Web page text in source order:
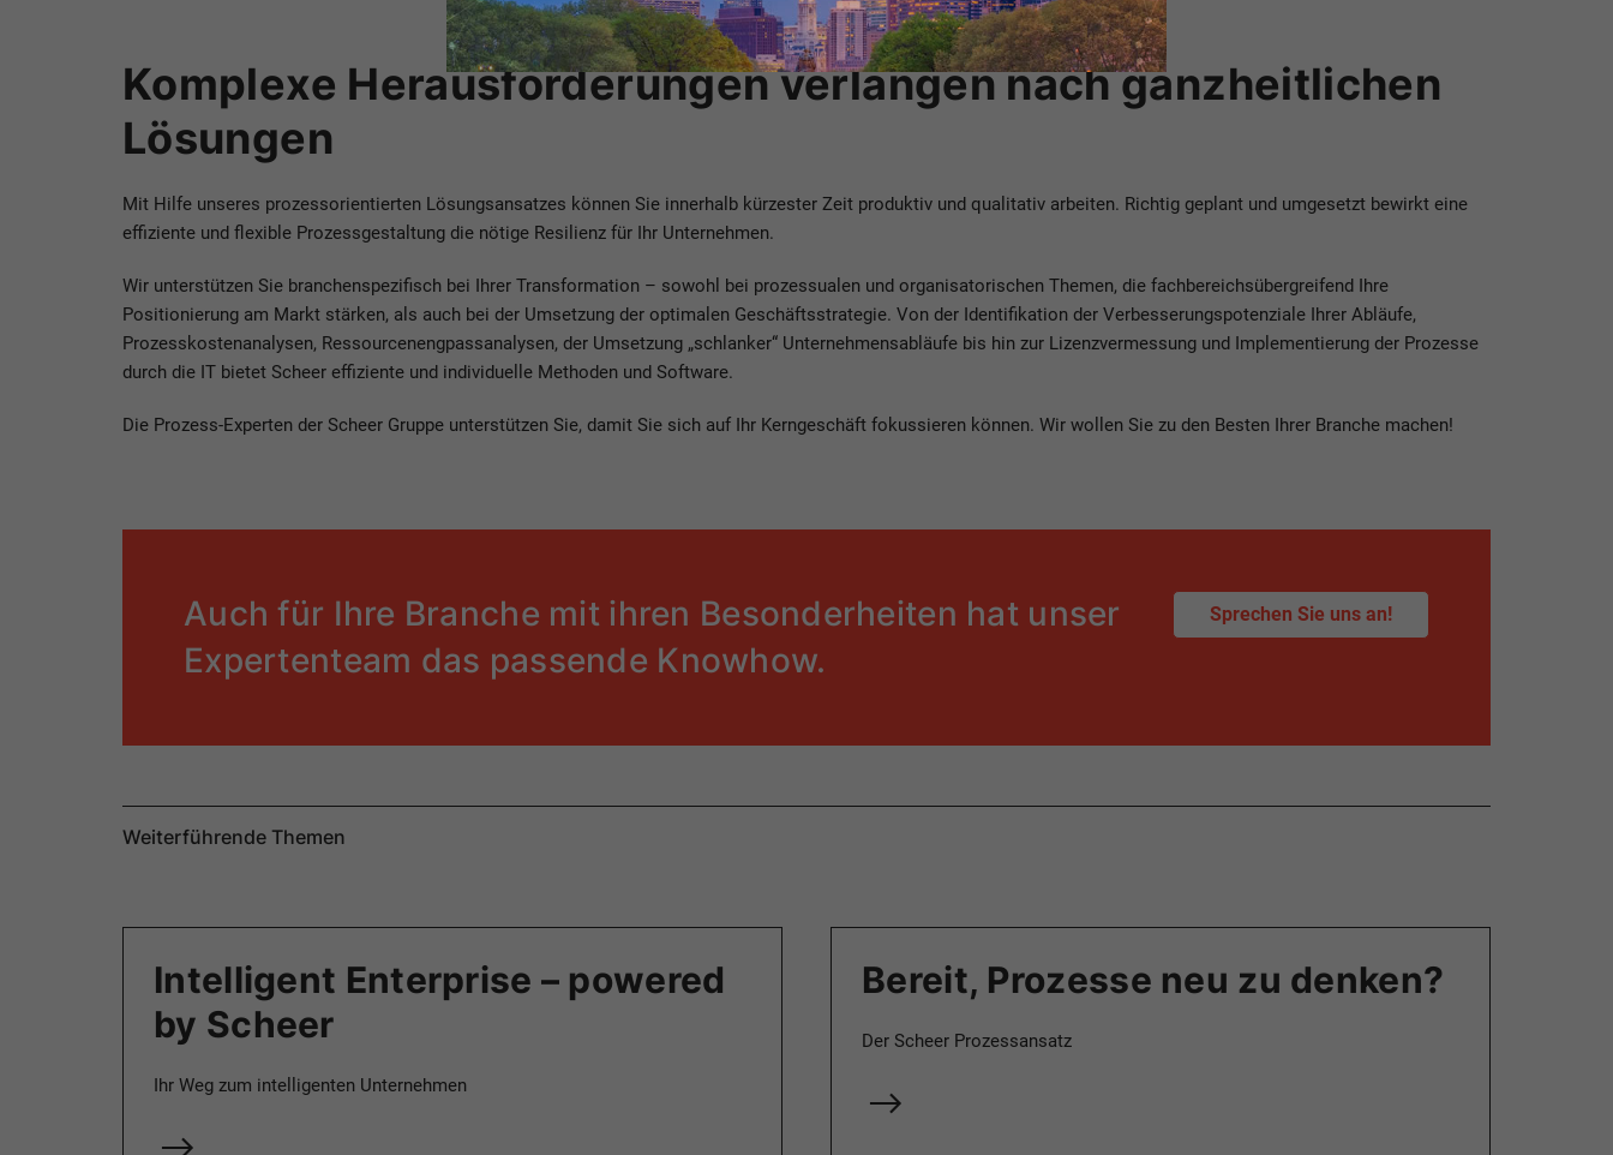
Komplexe Herausforderungen verlangen nach ganzheitlichen
Lösungen
Mit Hilfe unseres prozessorientierten Lösungsansatzes können Sie innerhalb kürzester Zeit produktiv und qualitativ arbeiten. Richtig geplant und umgesetzt bewirkt eine
effiziente und flexible Prozessgestaltung die nötige Resilienz für Ihr Unternehmen.
Wir unterstützen Sie branchenspezifisch bei Ihrer Transformation – sowohl bei prozessualen und organisatorischen Themen, die fachbereichsübergreifend Ihre
Positionierung am Markt stärken, als auch bei der Umsetzung der optimalen Geschäftsstrategie. Von der Identifikation der Verbesserungspotenziale Ihrer Abläufe,
Prozesskostenanalysen, Ressourcenengpassanalysen, der Umsetzung „schlanker“ Unternehmensabläufe bis hin zur Lizenzvermessung und Implementierung der Prozesse
durch die IT bietet Scheer effiziente und individuelle Methoden und Software.
Die Prozess-Experten der Scheer Gruppe unterstützen Sie, damit Sie sich auf Ihr Kerngeschäft fokussieren können. Wir wollen Sie zu den Besten Ihrer Branche machen!
Auch für Ihre Branche mit ihren Besonderheiten hat unser
Expertenteam das passende Knowhow.
Sprechen Sie uns an!
Weiterführende Themen
Intelligent Enterprise – powered
by Scheer
Ihr Weg zum intelligenten Unternehmen
Bereit, Prozesse neu zu denken?
Der Scheer Prozessansatz